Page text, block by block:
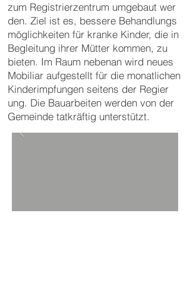
zum Registrierzentrum umgebaut wer
den. Ziel ist es, bessere Behandlungs
möglichkeiten für kranke Kinder, die in
Begleitung ihrer Mütter kommen, zu
bieten. Im Raum nebenan wird neues
Mobiliar aufgestellt für die monatlichen
Kinderimpfungen seitens der Regie­r
ung. Die Bauarbeiten werden von der
Gemeinde tatkräftig unterstützt.